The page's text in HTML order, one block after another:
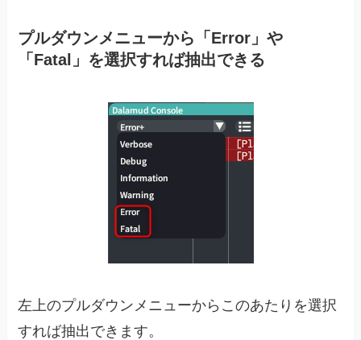
プルダウンメニューから「Error」や
「Fatal」を選択すれば抽出できる
左上のプルダウンメニューからこのあたりを選択
すれば抽出できます。